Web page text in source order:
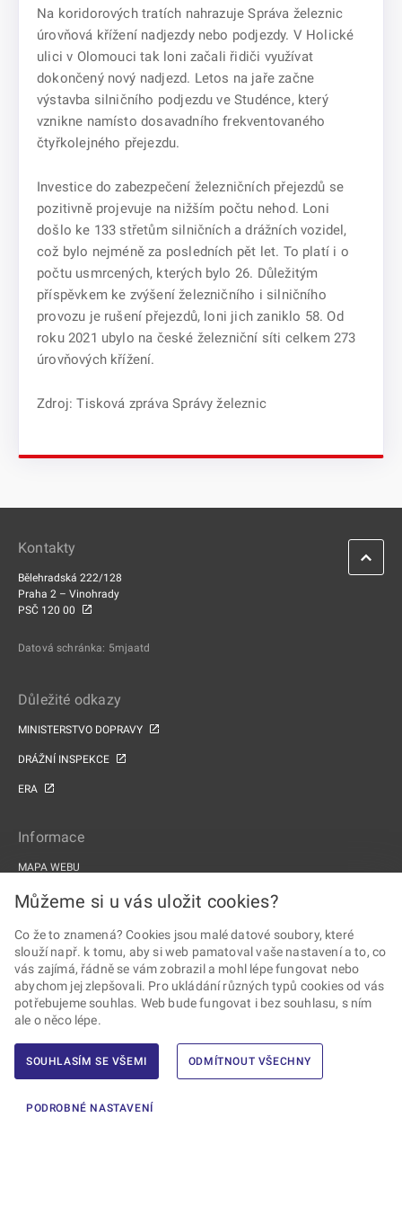
Na koridorových tratích nahrazuje Správa železnic
úrovňová křížení nadjezdy nebo podjezdy. V Holické
ulici v Olomouci tak loni začali řidiči využívat
dokončený nový nadjezd. Letos na jaře začne
výstavba silničního podjezdu ve Studénce, který
vznikne namísto dosavadního frekventovaného
čtyřkolejného přejezdu.
Investice do zabezpečení železničních přejezdů se
pozitivně projevuje na nižším počtu nehod. Loni
došlo ke 133 střetům silničních a drážních vozidel,
což bylo nejméně za posledních pět let. To platí i o
počtu usmrcených, kterých bylo 26. Důležitým
příspěvkem ke zvýšení železničního i silničního
provozu je rušení přejezdů, loni jich zaniklo 58. Od
roku 2021 ubylo na české železniční síti celkem 273
úrovňových křížení.
Zdroj: Tisková zpráva Správy železnic
Kontakty
Bělehradská 222/128
Praha 2 – Vinohrady
PSČ 120 00
Datová schránka: 5mjaatd
Důležité odkazy
MINISTERSTVO DOPRAVY
DRÁŽNÍ INSPEKCE
ERA
Informace
MAPA WEBU
PROHLÁŠENÍ O PŘÍSTUPNOSTI
ZPRACOVÁNÍ OSOBNÍCH ÚDAJŮ A COOKIES
PROJEKTY EU
Sledujte Drážní úřad
s.r.o.
Můžeme si u vás uložit cookies?
Co že to znamená? Cookies jsou malé datové soubory, které
slouží např. k tomu, aby si web pamatoval vaše nastavení a to, co
vás zajímá, řádně se vám zobrazil a mohl lépe fungovat nebo
abychom jej zlepšovali. Pro ukládání různých typů cookies od vás
potřebujeme souhlas. Web bude fungovat i bez souhlasu, s ním
ale o něco lépe.
SOUHLASÍM SE VŠEMI ODMÍTNOUT VŠECHNY
PODROBNÉ NASTAVENÍ